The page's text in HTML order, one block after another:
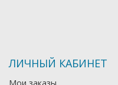
ЛИЧНЫЙ КАБИНЕТ